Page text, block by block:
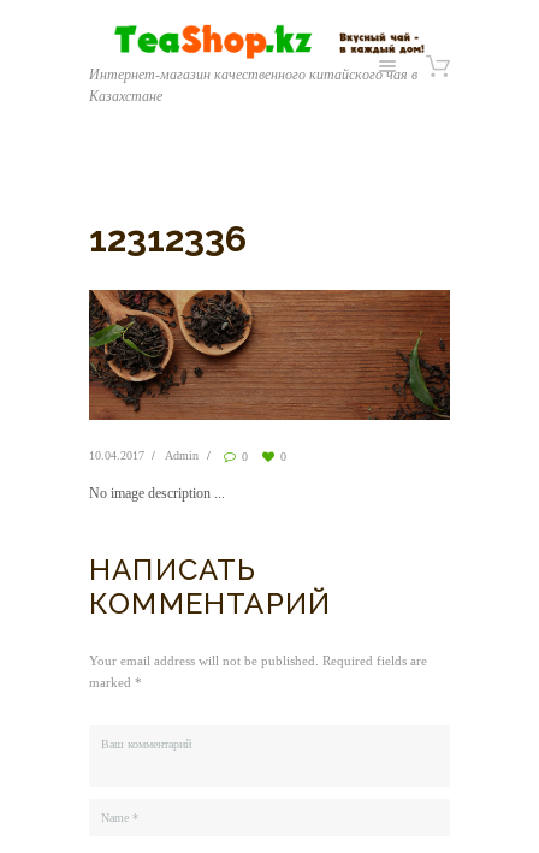
Интернет-магазин качественного китайского чая в
Казахстане
12312336
10.04.2017 Admin 0 0
No image description ...
НАПИСАТЬ
КОММЕНТАРИЙ
Your email address will not be published. Required fields are
marked *